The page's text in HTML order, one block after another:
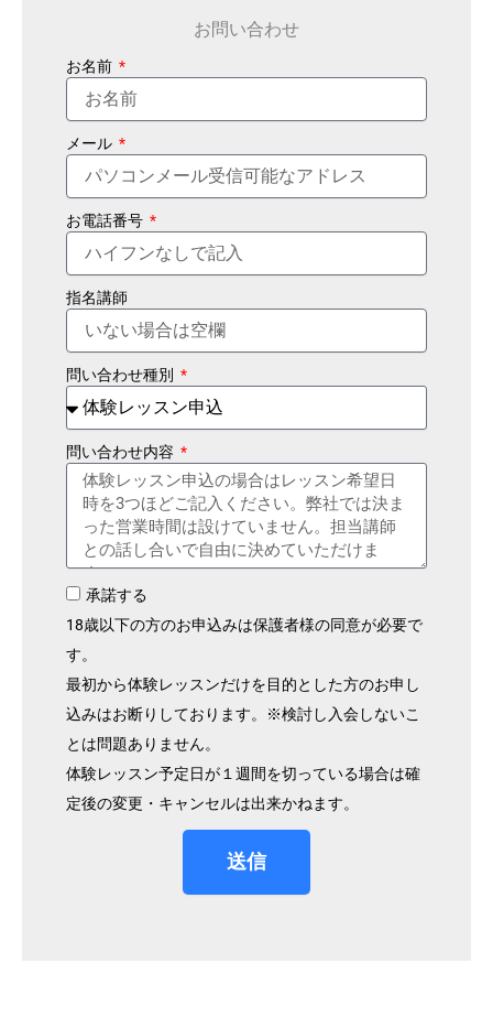
お問い合わせ
お名前
メール
お電話番号
指名講師
問い合わせ種別
問い合わせ内容
承諾する
18歳以下の方のお申込みは保護者様の同意が必要で
す。
最初から体験レッスンだけを目的とした方のお申し
込みはお断りしております。※検討し入会しないこ
とは問題ありません。
体験レッスン予定日が１週間を切っている場合は確
定後の変更・キャンセルは出来かねます。
送信